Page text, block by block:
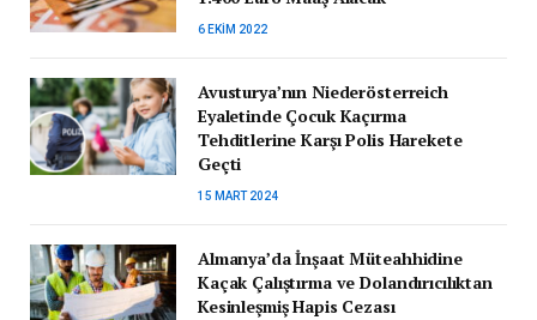
6 EKIM 2022
Avusturya’nın Niederösterreich
Eyaletinde Çocuk Kaçırma
Tehditlerine Karşı Polis Harekete
Geçti
15 MART 2024
Almanya’da İnşaat Müteahhidine
Kaçak Çalıştırma ve Dolandırıcılıktan
Kesinleşmiş Hapis Cezası